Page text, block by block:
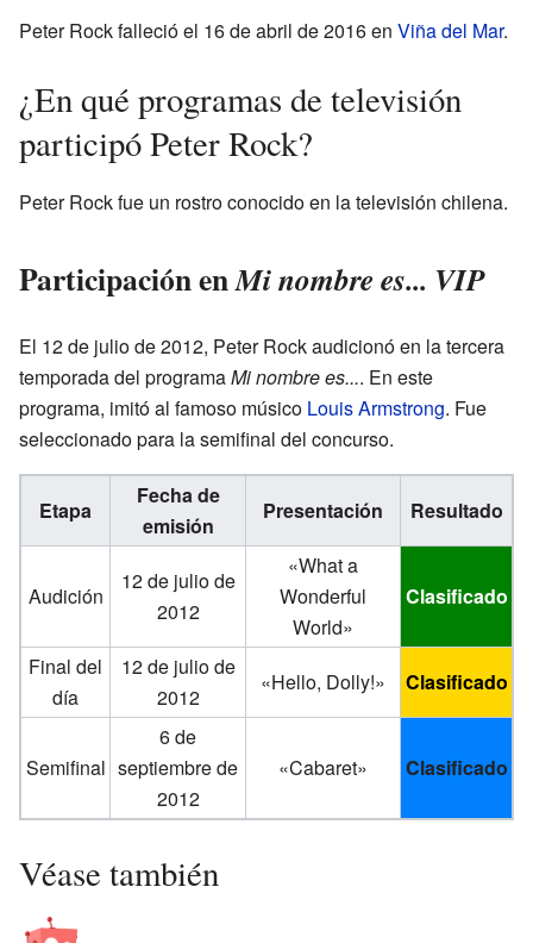
Peter Rock falleció el 16 de abril de 2016 en Viña del Mar.
¿En qué programas de televisión
participó Peter Rock?
Peter Rock fue un rostro conocido en la televisión chilena.
Participación enMi nombre es... VIP
El 12 de julio de 2012, Peter Rock audicionó en la tercera
temporada del programaMi nombre es.... En este
programa, imitó al famoso músico Louis Armstrong. Fue
seleccionado para la semifinal del concurso.
Etapa
Fecha de
emisión
Presentación Resultado
Audición
12 de julio de
2012
«What a
Wonderful
World»
Clasificado
Final del
día
12 de julio de
2012
«Hello, Dolly!» Clasificado
Semifinal
6 de
septiembre de
2012
«Cabaret» Clasificado
Véase también